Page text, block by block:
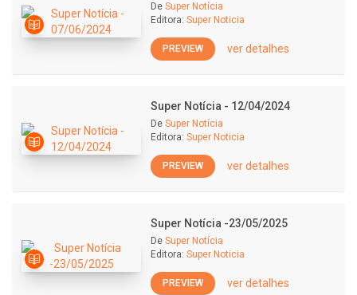
De Super Notícia
Editora: Super Noticia
PREVIEW ver detalhes
Super Notícia - 12/04/2024
De Super Notícia
Editora: Super Noticia
PREVIEW ver detalhes
Super Notícia -23/05/2025
De Super Notícia
Editora: Super Noticia
PREVIEW ver detalhes